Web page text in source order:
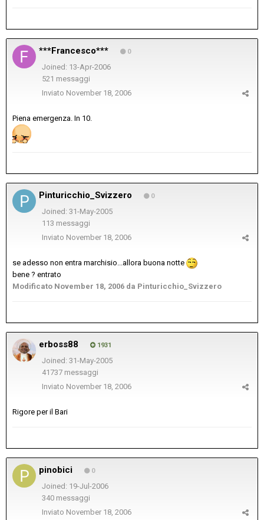
***Francesco*** 0
Joined: 13-Apr-2006
521 messaggi
Inviato November 18, 2006
Piena emergenza. In 10.
Pinturicchio_Svizzero 0
Joined: 31-May-2005
113 messaggi
Inviato November 18, 2006
se adesso non entra marchisio...allora buona notte
bene ? entrato
Modificato November 18, 2006 da Pinturicchio_Svizzero
erboss88 1931
Joined: 31-May-2005
41737 messaggi
Inviato November 18, 2006
Rigore per il Bari
pinobici 0
Joined: 19-Jul-2006
340 messaggi
Inviato November 18, 2006